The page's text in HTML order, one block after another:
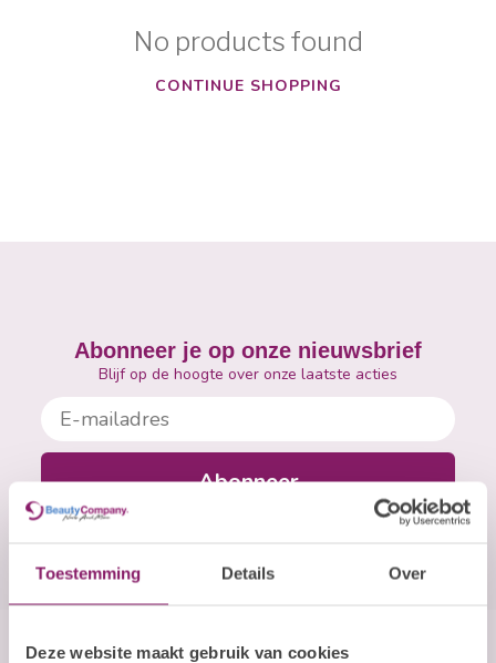
Toestemming Details Over
Deze website maakt gebruik van cookies
No products found
CONTINUE SHOPPING
Abonneer je op onze nieuwsbrief
Blijf op de hoogte over onze laatste acties
E-mailadres
Abonneer